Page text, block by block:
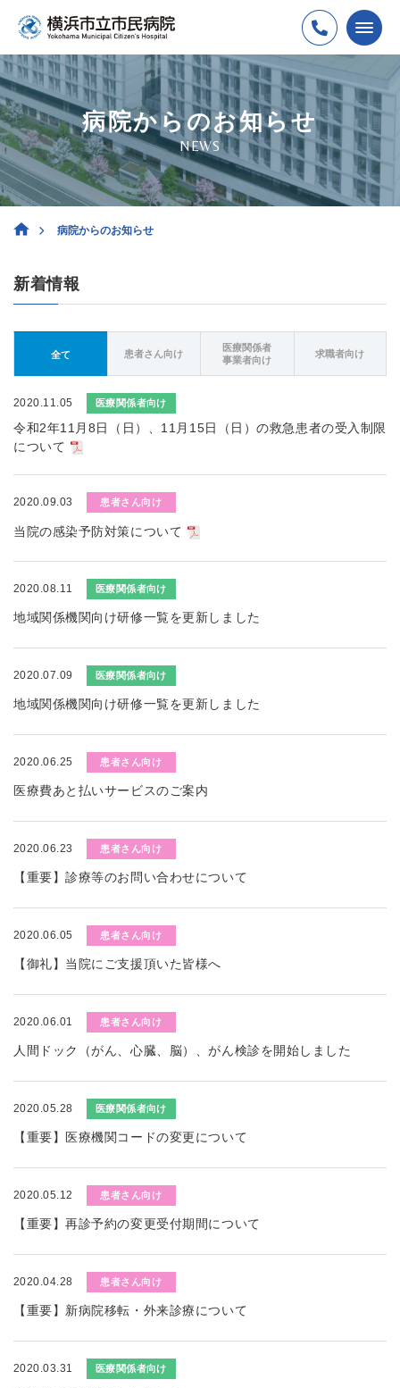
病院からのお知らせ
NEWS
病院からのお知らせ
新着情報
全て 患者さん向け
医療関係者
事業者向け
求職者向け
2020.11.05 医療関係者向け
令和2年11月8日（日）、11月15日（日）の救急患者の受入制限
について
2020.09.03 患者さん向け
当院の感染予防対策について
2020.08.11 医療関係者向け
地域関係機関向け研修一覧を更新しました
2020.07.09 医療関係者向け
地域関係機関向け研修一覧を更新しました
2020.06.25 患者さん向け
医療費あと払いサービスのご案内
2020.06.23 患者さん向け
【重要】診療等のお問い合わせについて
2020.06.05 患者さん向け
【御礼】当院にご支援頂いた皆様へ
2020.06.01 患者さん向け
人間ドック（がん、心臓、脳）、がん検診を開始しました
2020.05.28 医療関係者向け
【重要】医療機関コードの変更について
2020.05.12 患者さん向け
【重要】再診予約の変更受付期間について
2020.04.28 患者さん向け
【重要】新病院移転・外来診療について
2020.03.31 医療関係者向け